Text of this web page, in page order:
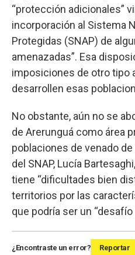
“protección adicionales”
incorporación al Sistema
Protegidas (SNAP) de
amenazadas”. Esa
imposiciones de otro tipo
desarrollen esas
No obstante, aún no se
de Arerunguá como área
poblaciones de venado
del SNAP, Lucía
tiene “dificultades bien
territorios por las
que podría ser un
¿Encontraste un error? Reportar